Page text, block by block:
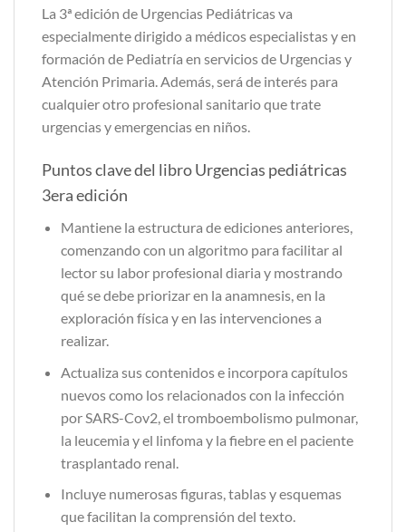
La 3ª edición de Urgencias Pediátricas va
especialmente dirigido a médicos especialistas y en
formación de Pediatría en servicios de Urgencias y
Atención Primaria. Además, será de interés para
cualquier otro profesional sanitario que trate
urgencias y emergencias en niños.
Puntos clave del libro Urgencias pediátricas
3era edición
Mantiene la estructura de ediciones anteriores,
comenzando con un algoritmo para facilitar al
lector su labor profesional diaria y mostrando
qué se debe priorizar en la anamnesis, en la
exploración física y en las intervenciones a
realizar.
Actualiza sus contenidos e incorpora capítulos
nuevos como los relacionados con la infección
por SARS-Cov2, el tromboembolismo pulmonar,
la leucemia y el linfoma y la fiebre en el paciente
trasplantado renal.
Incluye numerosas figuras, tablas y esquemas
que facilitan la comprensión del texto.